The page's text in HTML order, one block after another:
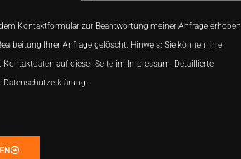
Kontaktformular zur Beantwortung meiner Anfrage erhoben
Ihrer Anfrage gelöscht. Hinweis: Sie können Ihre
auf dieser Seite im Impressum. Detaillierte